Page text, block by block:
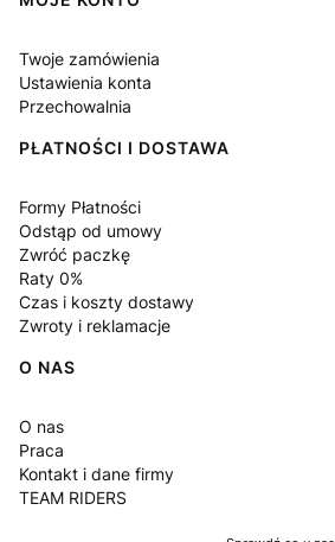
Twoje zamówienia
Ustawienia konta
Przechowalnia
PŁATNOŚCI I DOSTAWA
Formy Płatności
Odstąp od umowy
Zwróć paczkę
Raty 0%
Czas i koszty dostawy
Zwroty i reklamacje
O NAS
O nas
Praca
Kontakt i dane firmy
TEAM RIDERS